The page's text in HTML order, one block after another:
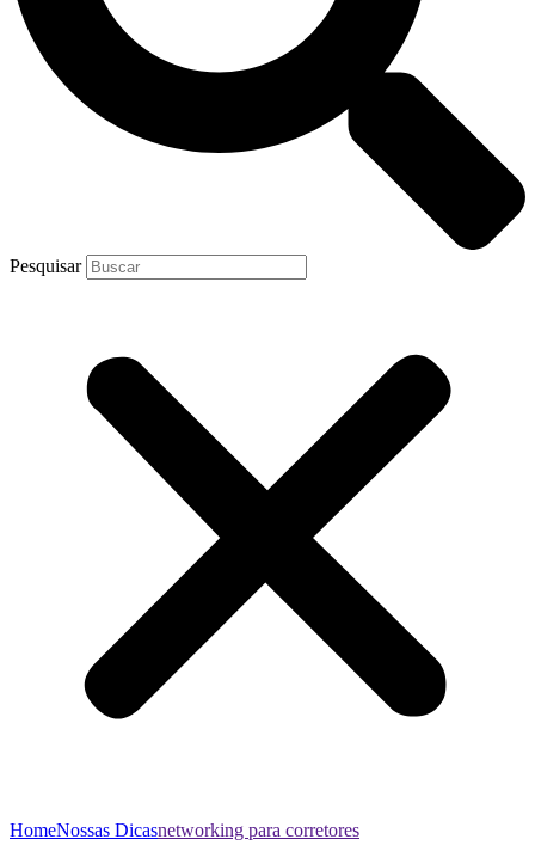
Pesquisar
HomeNossas Dicasnetworking para corretores